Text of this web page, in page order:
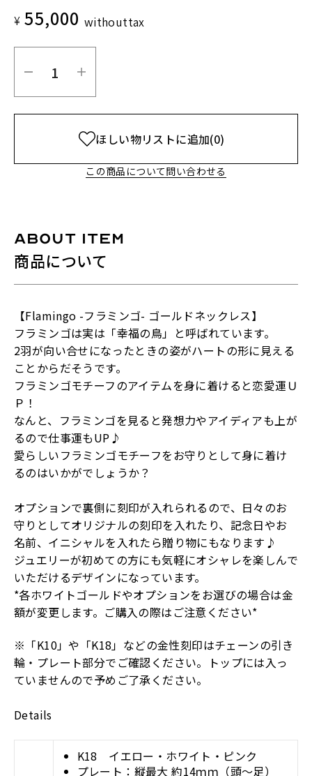
¥ 55,000 withouttax
ほしい物リストに追加(0)
この商品について問い合わせる
ABOUT ITEM
商品について
【Flamingo -フラミンゴ- ゴールドネックレス】
フラミンゴは実は「幸福の鳥」と呼ばれています。
2羽が向い合せになったときの姿がハートの形に見える
ことからだそうです。
フラミンゴモチーフのアイテムを身に着けると恋愛運Ｕ
Ｐ！
なんと、フラミンゴを見ると発想力やアイディアも上が
るので仕事運もUP♪
愛らしいフラミンゴモチーフをお守りとして身に着け
るのはいかがでしょうか？
オプションで裏側に刻印が入れられるので、日々のお
守りとしてオリジナルの刻印を入れたり、記念日やお
名前、イニシャルを入れたら贈り物にもなります♪
ジュエリーが初めての方にも気軽にオシャレを楽しんで
いただけるデザインになっています。
*各ホワイトゴールドやオプションをお選びの場合は金
額が変更します。ご購入の際はご注意ください*
※「K10」や「K18」などの金性刻印はチェーンの引き
輪・プレート部分でご確認ください。トップには入っ
ていませんので予めご了承ください。
Details
K18 イエロー・ホワイト・ピンク
プレート：縦最大 約14ｍｍ（頭～足）